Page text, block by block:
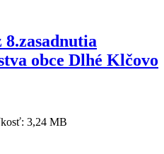
8.zasadnutia
obce Dlhé Klčovo
3,24 MB